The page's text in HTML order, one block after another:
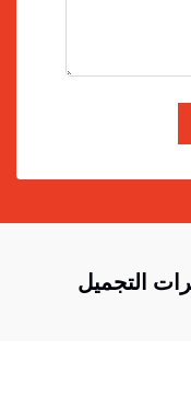
التجميل